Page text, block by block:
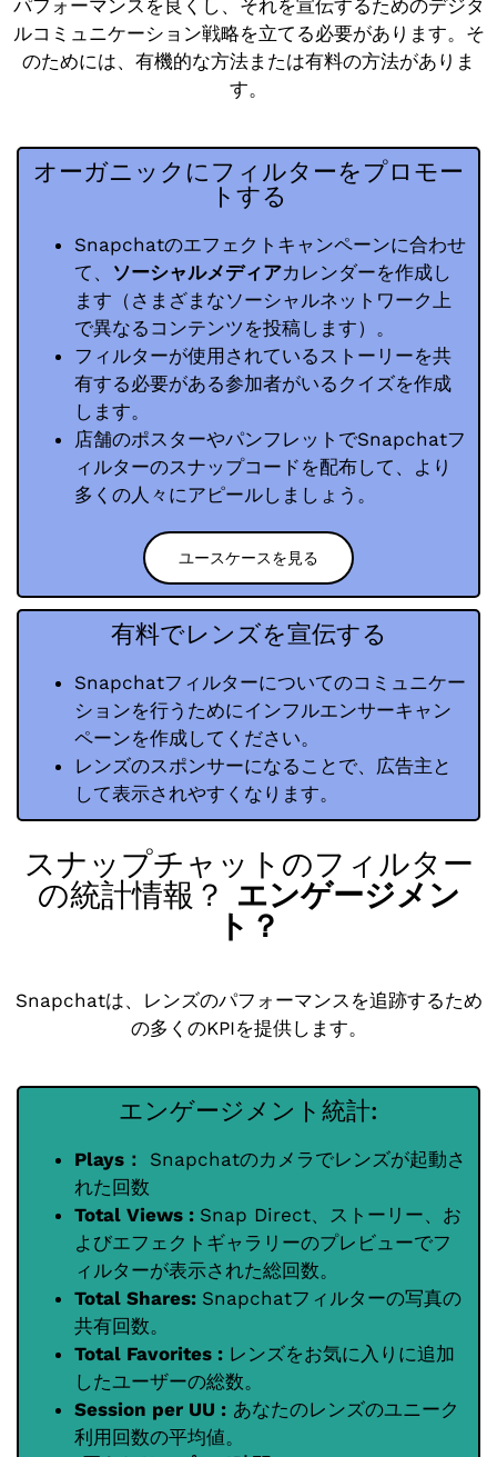
パフォーマンスを良くし、それを宣伝するためのデジタ
ルコミュニケーション戦略を立てる必要があります。そ
のためには、有機的な方法または有料の方法がありま
す。
オーガニックにフィルターをプロモー
トする
Snapchatのエフェクトキャンペーンに合わせ
て、 ソーシャルメディアカレンダーを作成し
ます（さまざまなソーシャルネットワーク上
で異なるコンテンツを投稿します）。
フィルターが使用されているストーリーを共
有する必要がある参加者がいるクイズを作成
します。
店舗のポスターやパンフレットでSnapchatフ
ィルターのスナップコードを配布して、より
多くの人々にアピールしましょう。
ユースケースを見る
有料でレンズを宣伝する
Snapchatフィルターについてのコミュニケー
ションを行うためにインフルエンサーキャン
ペーンを作成してください。
レンズのスポンサーになることで、広告主と
して表示されやすくなります。
スナップチャットのフィルター
の統計情報？ エンゲージメン
ト？
Snapchatは、レンズのパフォーマンスを追跡するため
の多くのKPIを提供します。
エンゲージメント統計:
Plays：
Snapchatのカメラでレンズが起動さ
れた回数
Total Views : Snap Direct、ストーリー、お
よびエフェクトギャラリーのプレビューでフ
ィルターが表示された総回数。
Total Shares: Snapchatフィルターの写真の
共有回数。
Total Favorites : レンズをお気に入りに追加
したユーザーの総数。
Session per UU : あなたのレンズのユニーク
利用回数の平均値。